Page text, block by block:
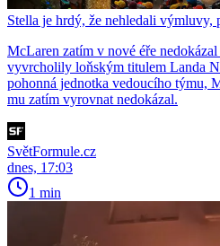
Stella je hrdý, že nehledali výmluvy,
McLaren zatím v nové éře
vyvrcholily loňským titulem Landa
pohonná jednotka vedoucího týmu,
mu zatím vyrovnat nedokázal.
SvětFormule.cz
dnes, 17:03
1 min